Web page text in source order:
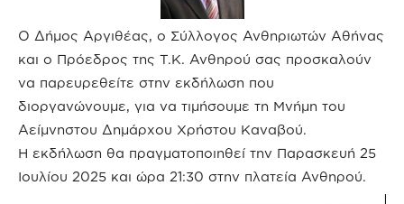
Ο Δήμος Αργιθέας, ο Σύλλογος Ανθηριωτών Αθήνας
και ο Πρόεδρος της Τ.Κ. Ανθηρού σας προσκαλούν
να παρευρεθείτε στην εκδήλωση που
διοργανώνουμε, για να τιμήσουμε τη Μνήμη του
Αείμνηστου Δημάρχου Χρήστου Καναβού.
Η εκδήλωση θα πραγματοποιηθεί την Παρασκευή 25
Ιουλίου 2025 και ώρα 21:30 στην πλατεία Ανθηρού.